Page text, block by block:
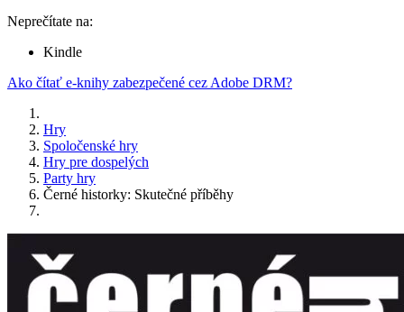
Neprečítate na:
Kindle
Ako čítať e-knihy zabezpečené cez Adobe DRM?
Hry
Spoločenské hry
Hry pre dospelých
Party hry
Černé historky: Skutečné příběhy